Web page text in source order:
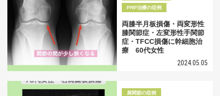
PRP治療の症例
両膝半月板損傷・両変形性
膝関節症・左変形性手関節
症・TFCC損傷に幹細胞治
療 60代女性
2024.05.05
肩関節の症例